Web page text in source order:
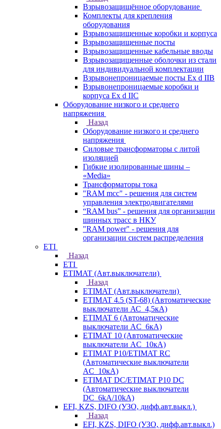
Взрывозащищённое оборудование
Комплекты для крепления
оборудования
Взрывозащищенные коробки и корпуса
Взрывозащищенные посты
Взрывозащищенные кабельные вводы
Взрывозащищенные оболочки из стали
для индивидуальной комплектации
Взрывонепроницаемые посты Ex d IIB
Взрывонепроницаемые коробки и
корпуса Ex d IIС
Оборудование низкого и среднего
напряжения
Назад
Оборудование низкого и среднего
напряжения
Силовые трансформаторы с литой
изоляцией
Гибкие изолированные шины –
«Media»
Трансформаторы тока
"RAM mcc" - решения для систем
управления электродвигателями
“RAM bus” - решения для организации
шинных трасс в НКУ
"RAM power" - решения для
организации систем распределения
ETI
Назад
ETI
ETIMAT (Авт.выключатели)
Назад
ETIMAT (Авт.выключатели)
ETIMAT 4.5 (ST-68) (Автоматические
выключатели АС_4,5кА)
ETIMAT 6 (Автоматические
выключатели AC_6кА)
ETIMAT 10 (Автоматические
выключатели AC_10кА)
ETIMAT P10/ETIMAT RC
(Автоматические выключатели
AC_10кА)
ETIMAT DC/ETIMAT P10 DC
(Автоматические выключатели
DC_6kA/10kA)
EFI, KZS, DIFO (УЗО, дифф.авт.выкл.)
Назад
EFI, KZS, DIFO (УЗО, дифф.авт.выкл.)